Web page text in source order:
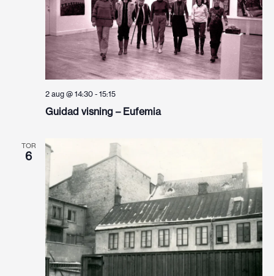
Guidad visning – Eufemia
2 aug @ 14:30- 15:15
TOR
6